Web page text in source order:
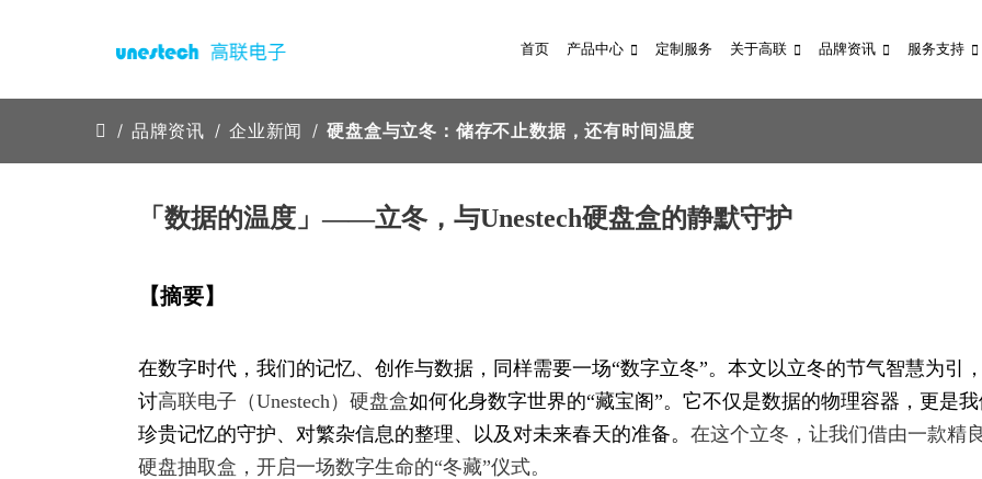
首页 产品中心 定制服务 关于高联 品牌资讯 服务支持
品牌资讯 企业新闻 硬盘盒与立冬：储存不止数据，还有时间温度
「数据的温度」——立冬，与Unestech硬盘盒的静默守护
【摘要】
在数字时代，我们的记忆、创作与数据，同样需要一场“数字立冬”。本文以立冬的节气智慧为引
讨高联电子（Unestech）硬盘盒如何化身数字世界的“藏宝阁”。它不仅是数据的物理容器，更是
珍贵记忆的守护、对繁杂信息的整理、以及对未来春天的准备。 在这个立冬，让我们借由一款精
硬盘抽取盒，开启一场数字生命的“冬藏”仪式。